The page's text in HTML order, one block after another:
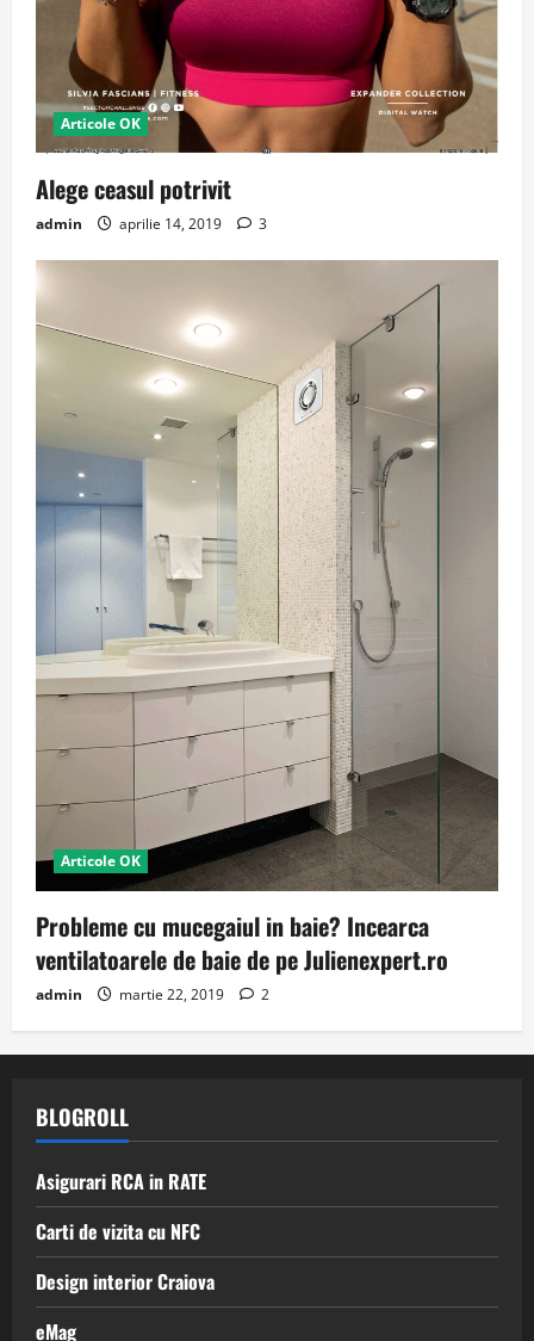
Articole OK
Alege ceasul potrivit
admin aprilie 14, 2019 3
Articole OK
Probleme cu mucegaiul in baie? Incearca
ventilatoarele de baie de pe Julienexpert.ro
admin martie 22, 2019 2
BLOGROLL
Asigurari RCA in RATE
Carti de vizita cu NFC
Design interior Craiova
eMag